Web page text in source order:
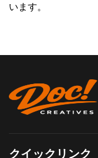
います。
クイックリンク